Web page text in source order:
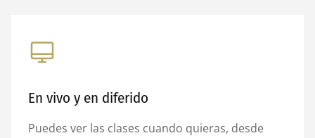
En vivo y en diferido
Puedes ver las clases cuando quieras, desde